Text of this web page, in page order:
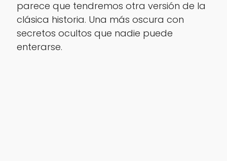
parece que tendremos otra versión de la
clásica historia. Una más oscura con
secretos ocultos que nadie puede
enterarse.